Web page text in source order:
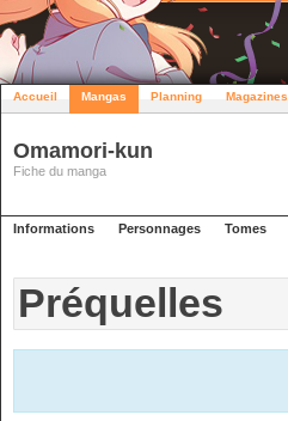
Accueil Mangas Planning Magazines
Omamori-kun
Fiche du manga
Informations Personnages Tomes
Préquelles